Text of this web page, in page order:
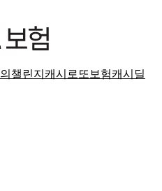
챌린지 캐시로또 보험캐시딜